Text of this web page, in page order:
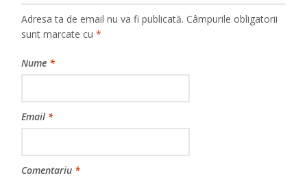
Adresa ta de email nu va fi publicată. Câmpurile obligatorii
sunt marcate cu*
Nume *
Email *
Comentariu *